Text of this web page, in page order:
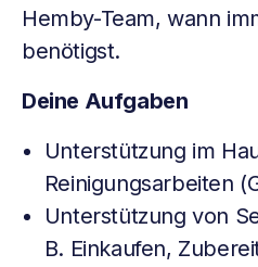
Hemby-Team, wann
benötigst.
Deine Aufgaben
Unterstützung im
Reinigungsarbeiten
Unterstützung von
B. Einkaufen,